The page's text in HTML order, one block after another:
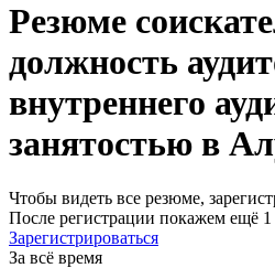
Резюме
должность
внутреннего
занятостью в
Чтобы видеть все резюме,
После регистрации покажем ещё
Зарегистрироваться
За всё время